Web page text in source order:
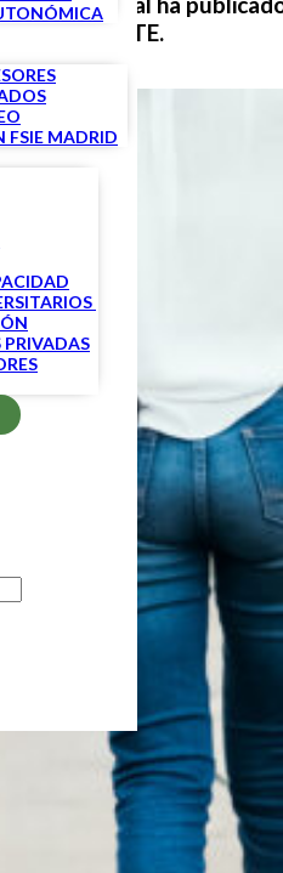
FSIE MADRID
PRIVADAS
por un ERTE.